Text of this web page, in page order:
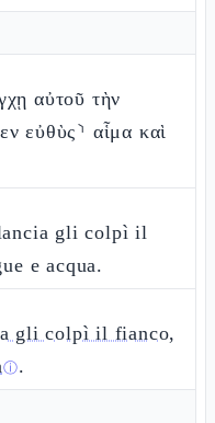
αὐτοῦ τὴν
εὐθὺς⸃ αἷμα καὶ
gli colpì il
e acqua.
gli colpì il fianco,
ⓘ.